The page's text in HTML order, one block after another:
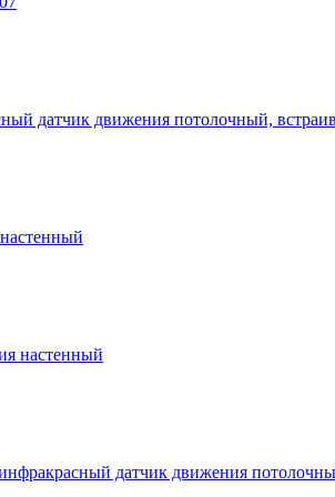
датчик движения потолочный,
настенный
датчик движения